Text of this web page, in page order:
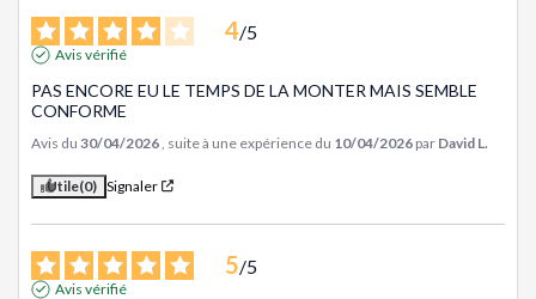
4/5
Avis vérifié
PAS ENCORE EU LE TEMPS DE LA MONTER MAIS SEMBLE
CONFORME
Avis du 30/04/2026 , suite à une expérience du 10/04/2026 par David L.
Utile(0) Signaler
5/5
Avis vérifié